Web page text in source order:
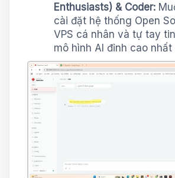
Enthusiasts) & Coder:
cài đặt hệ thống Open
VPS cá nhân và tự tay
mô hình AI đỉnh cao nhất